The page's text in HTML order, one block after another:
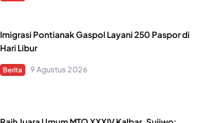
Imigrasi Pontianak Gaspol Layani 250 Paspor di
Hari Libur
Berita 9 Agustus 2026